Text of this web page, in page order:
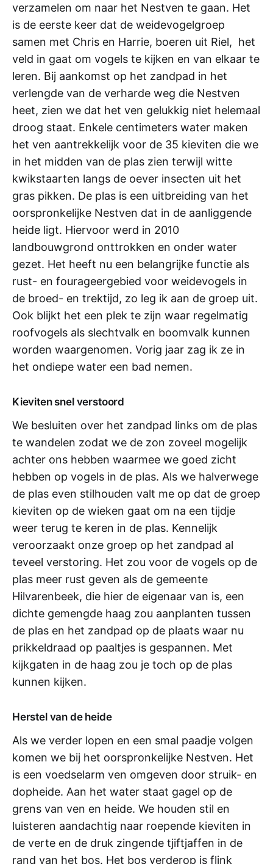
verzamelen om naar het Nestven te gaan. Het
is de eerste keer dat de weidevogelgroep
samen met Chris en Harrie, boeren uit Riel, het
veld in gaat om vogels te kijken en van elkaar te
leren. Bij aankomst op het zandpad in het
verlengde van de verharde weg die Nestven
heet, zien we dat het ven gelukkig niet helemaal
droog staat. Enkele centimeters water maken
het ven aantrekkelijk voor de 35 kieviten die we
in het midden van de plas zien terwijl witte
kwikstaarten langs de oever insecten uit het
gras pikken. De plas is een uitbreiding van het
oorspronkelijke Nestven dat in de aanliggende
heide ligt. Hiervoor werd in 2010
landbouwgrond onttrokken en onder water
gezet. Het heeft nu een belangrijke functie als
rust- en fourageergebied voor weidevogels in
de broed- en trektijd, zo leg ik aan de groep uit.
Ook blijkt het een plek te zijn waar regelmatig
roofvogels als slechtvalk en boomvalk kunnen
worden waargenomen. Vorig jaar zag ik ze in
het ondiepe water een bad nemen.
Kieviten snel verstoord
We besluiten over het zandpad links om de plas
te wandelen zodat we de zon zoveel mogelijk
achter ons hebben waarmee we goed zicht
hebben op vogels in de plas. Als we halverwege
de plas even stilhouden valt me op dat de groep
kieviten op de wieken gaat om na een tijdje
weer terug te keren in de plas. Kennelijk
veroorzaakt onze groep op het zandpad al
teveel verstoring. Het zou voor de vogels op de
plas meer rust geven als de gemeente
Hilvarenbeek, die hier de eigenaar van is, een
dichte gemengde haag zou aanplanten tussen
de plas en het zandpad op de plaats waar nu
prikkeldraad op paaltjes is gespannen. Met
kijkgaten in de haag zou je toch op de plas
kunnen kijken.
Herstel van de heide
Als we verder lopen en een smal paadje volgen
komen we bij het oorspronkelijke Nestven. Het
is een voedselarm ven omgeven door struik- en
dopheide. Aan het water staat gagel op de
grens van ven en heide. We houden stil en
luisteren aandachtig naar roepende kieviten in
de verte en de druk zingende tjiftjaffen in de
rand van het bos. Het bos verderop is flink